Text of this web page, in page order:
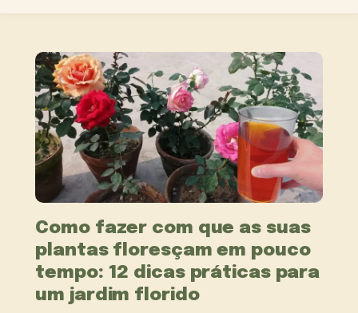
Como fazer com que as suas
plantas floresçam em pouco
tempo: 12 dicas práticas para
um jardim florido